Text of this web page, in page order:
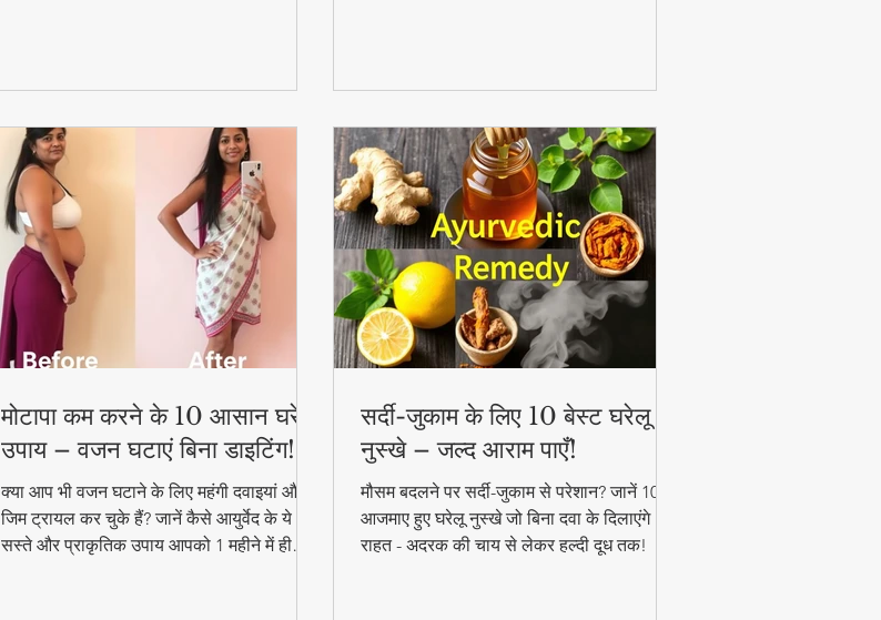
मोटापा कम करने के 10 आसान घरेलू
उपाय – वजन घटाएं बिना डाइटिंग!
क्या आप भी वजन घटाने के लिए महंगी दवाइयां और
जिम ट्रायल कर चुके हैं? जानें कैसे आयुर्वेद के ये
सस्ते और प्राकृतिक उपाय आपको 1 महीने में ही
सर्दी-जुकाम के लिए 10 बेस्ट घरेलू
नुस्खे – जल्द आराम पाएँ!
मौसम बदलने पर सर्दी-जुकाम से परेशान? जानें 10
आजमाए हुए घरेलू नुस्खे जो बिना दवा के दिलाएंगे
राहत - अदरक की चाय से लेकर हल्दी दूध तक!